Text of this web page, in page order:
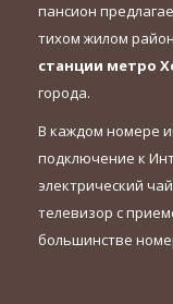
пансион
тихом жилом
станции метро
города.
В каждом номере
подключение к
электрический
телевизор с
большинстве